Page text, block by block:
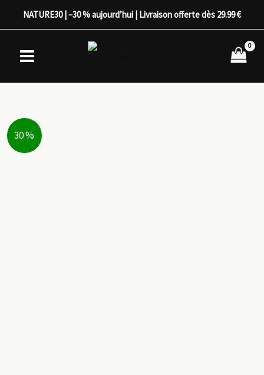
NATURE30 | –30 % aujourd’hui | Livraison offerte dès 29.99 €
30 %